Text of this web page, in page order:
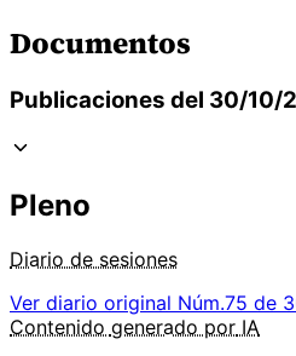
Documentos
Publicaciones del 30/10/
Pleno
Diario de sesiones
Ver diario original Núm.75 de
Contenido generado por IA